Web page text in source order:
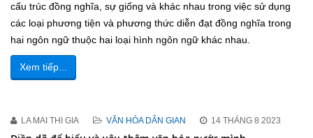
cấu trúc đồng nghĩa, sự giống và khác nhau trong việc sử dụng
các loại phương tiện và phương thức diễn đạt đồng nghĩa trong
hai ngôn ngữ thuộc hai loại hình ngôn ngữ khác nhau.
Xem tiếp...
LA MAI THI GIA VĂN HÓA DÂN GIAN 14 THÁNG 8 2023